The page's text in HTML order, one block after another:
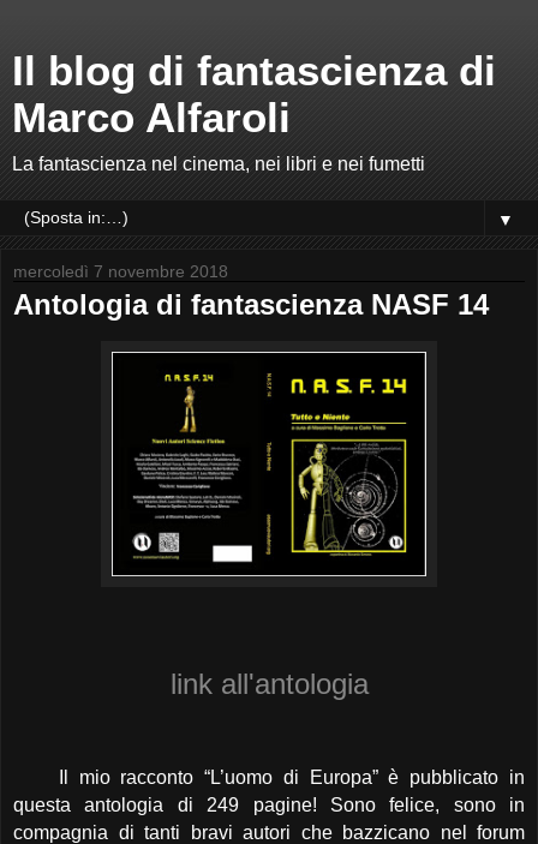
Il blog di fantascienza di
Marco Alfaroli
La fantascienza nel cinema, nei libri e nei fumetti
▼
mercoledì 7 novembre 2018
Antologia di fantascienza NASF 14
link all'antologia
Il mio racconto “L’uomo di Europa” è pubblicato in
questa antologia di 249 pagine! Sono felice, sono in
compagnia di tanti bravi autori che bazzicano nel forum